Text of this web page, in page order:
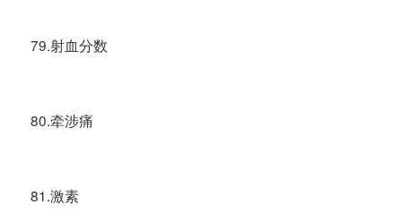
79.射血分数
80.牵涉痛
81.激素